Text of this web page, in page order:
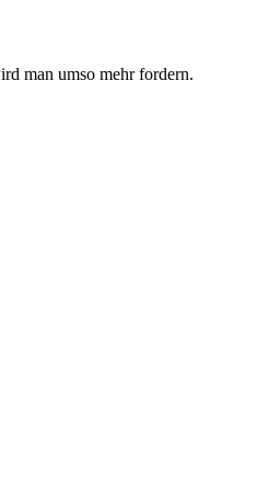
man umso mehr fordern.